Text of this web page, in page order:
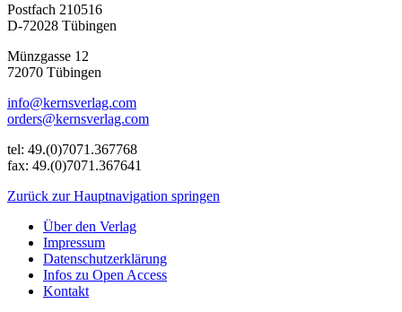
Postfach 210516
D-72028 Tübingen
Münzgasse 12
72070 Tübingen
info@kernsverlag.com
orders@kernsverlag.com
tel: 49.(0)7071.367768
fax: 49.(0)7071.367641
Zurück zur Hauptnavigation springen
Über den Verlag
Impressum
Datenschutzerklärung
Infos zu Open Access
Kontakt